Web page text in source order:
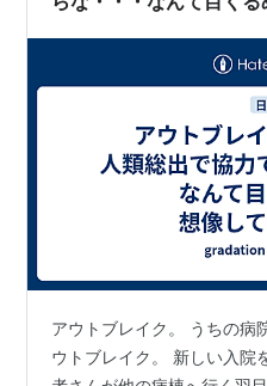
アウトブレイク。 うちの病
ウトブレイク。 新しい入院